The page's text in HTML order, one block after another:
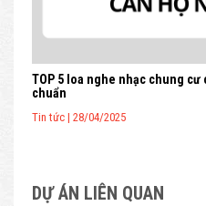
TOP Loa phòng khách nghe
DỰ ÁN LIÊN QUAN